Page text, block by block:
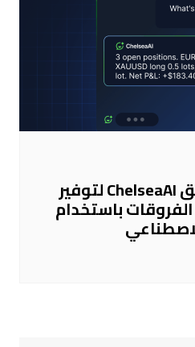
ThinkMarkets تطلق ChelseaAI لتوفير
باستخدام